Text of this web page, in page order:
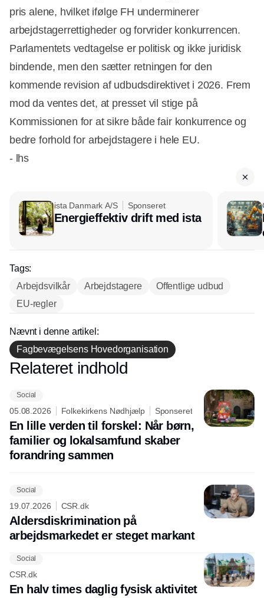
pris alene, hvilket ifølge FH underminerer
arbejdstagerrettigheder og forvrider konkurrencen.
Parlamentets vedtagelse er politisk og ikke juridisk
bindende, men den sætter retningen for den
kommende revision af udbudsdirektivet i 2026. Frem
mod da ventes det, at presset vil stige på
Kommissionen for at sikre både fair konkurrence og
bedre forhold for arbejdstagere i hele EU.
- lhs
ista Danmark A/S Sponseret
Energieffektiv drift med ista
Tags:
Arbejdsvilkår
Arbejdstagere
Offentlige udbud
EU-regler
Nævnt i denne artikel:
Fagbevægelsens Hovedorganisation
Annonce
Relateret indhold
Social
05.08.2026 Folkekirkens Nødhjælp Sponseret
En lille verden til forskel: Når børn,
familier og lokalsamfund skaber
forandring sammen
Social
19.07.2026 CSR.dk
Aldersdiskrimination på
arbejdsmarkedet er steget markant
Social
CSR.dk
En halv times daglig fysisk aktivitet